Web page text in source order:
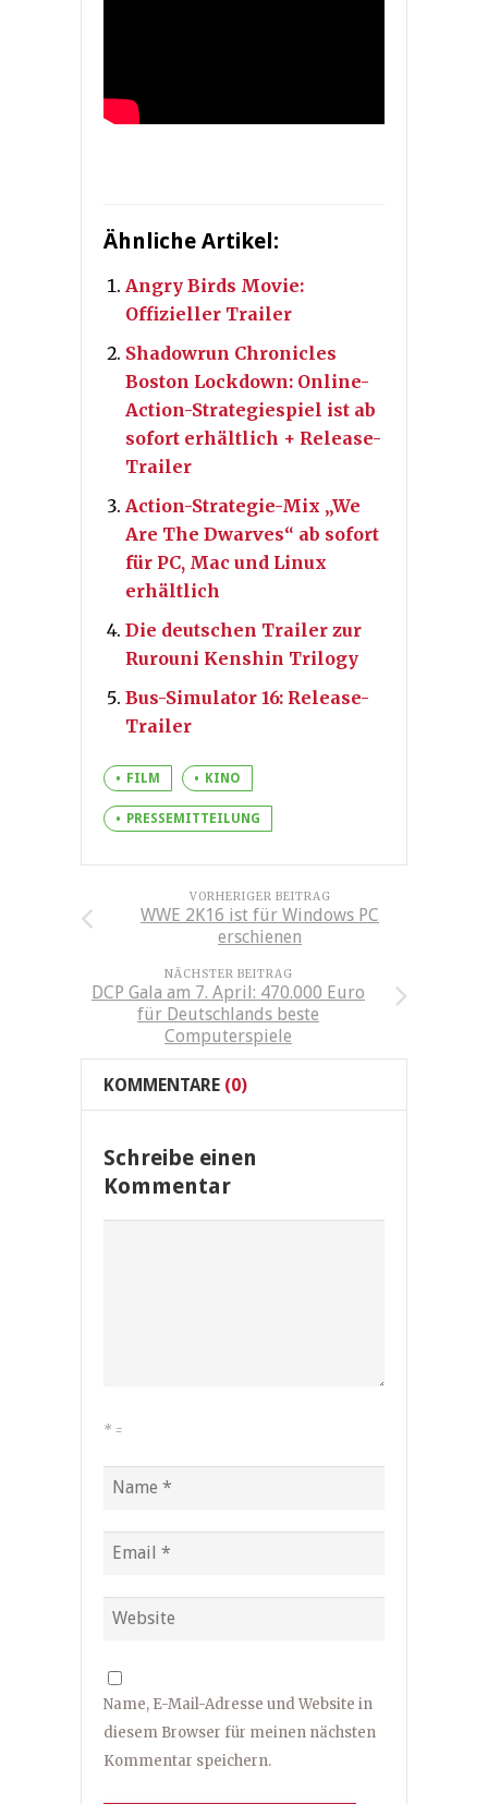
Ähnliche Artikel:
Angry Birds Movie:
Offizieller Trailer
Shadowrun Chronicles
Boston Lockdown: Online-
Action-Strategiespiel ist ab
sofort erhältlich + Release-
Trailer
Action-Strategie-Mix „We
Are The Dwarves“ ab sofort
für PC, Mac und Linux
erhältlich
Die deutschen Trailer zur
Rurouni Kenshin Trilogy
Bus-Simulator 16: Release-
Trailer
FILM KINO
PRESSEMITTEILUNG
VORHERIGER BEITRAG
WWE 2K16 ist für Windows PC
erschienen
NÄCHSTER BEITRAG
DCP Gala am 7. April: 470.000 Euro
für Deutschlands beste
Computerspiele
KOMMENTARE (0)
Schreibe einen
Kommentar
* =
Name, E-Mail-Adresse und Website in
diesem Browser für meinen nächsten
Kommentar speichern.